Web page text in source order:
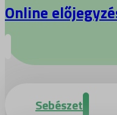
Online
Sebészet